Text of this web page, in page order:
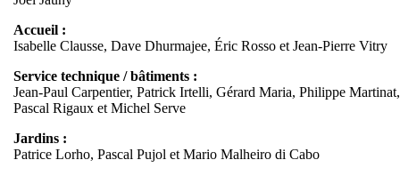
Accueil :
Isabelle Clausse, Dave Dhurmajee, Éric Rosso et Jean-Pierre Vitry
Service technique / bâtiments :
Jean-Paul Carpentier, Patrick Irtelli, Gérard Maria, Philippe Martinat,
Pascal Rigaux et Michel Serve
Jardins :
Patrice Lorho, Pascal Pujol et Mario Malheiro di Cabo